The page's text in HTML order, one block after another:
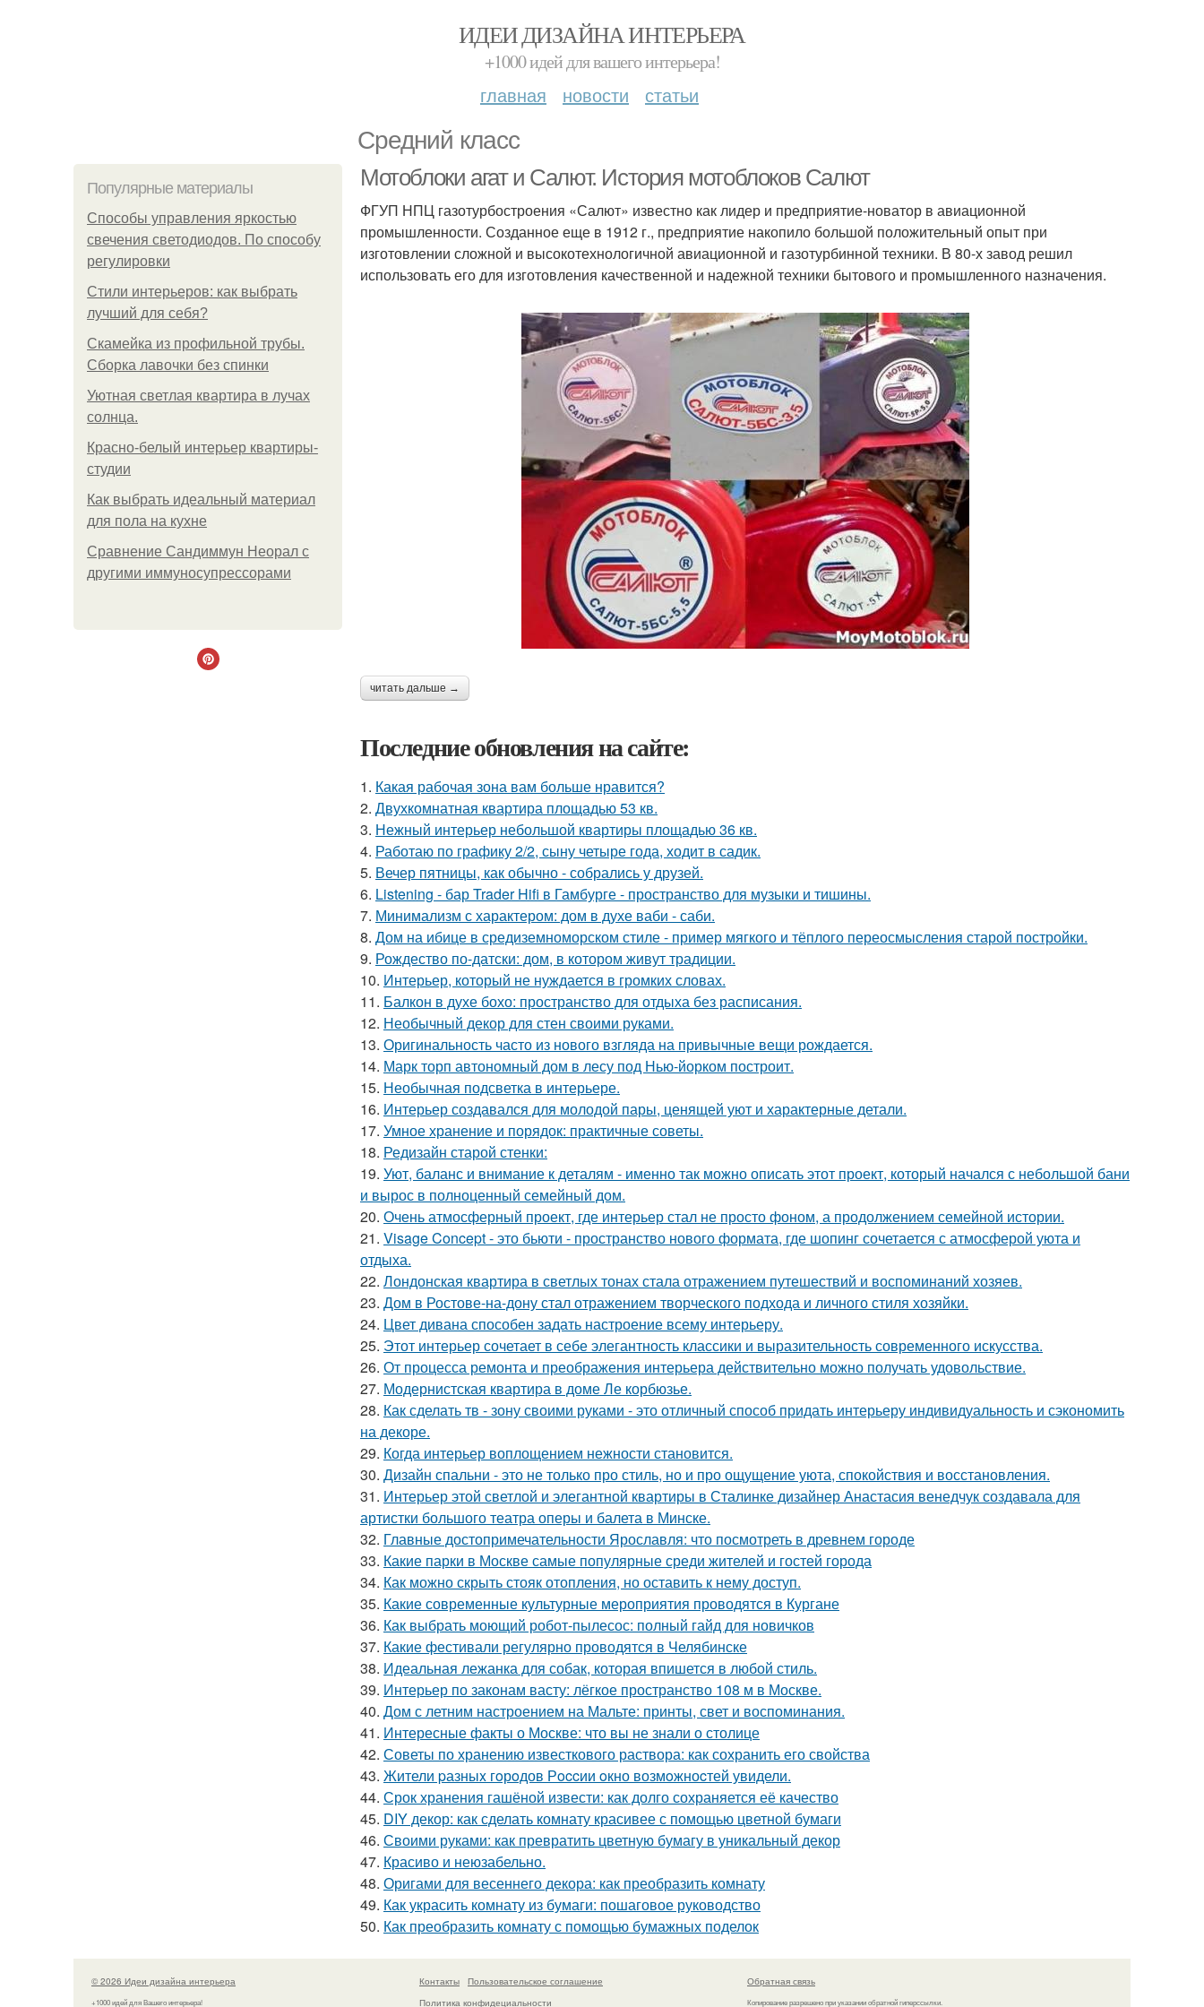
ИДЕИ ДИЗАЙНА ИНТЕРЬЕРА
+1000 идей для вашего интерьера!
главная новости статьи
Средний класс
Популярные материалы
Способы управления яркостью
свечения светодиодов. По способу
регулировки
Стили интерьеров: как выбрать
лучший для себя?
Скамейка из профильной трубы.
Сборка лавочки без спинки
Уютная светлая квартира в лучах
солнца.
Красно-белый интерьер квартиры-
студии
Как выбрать идеальный материал
для пола на кухне
Сравнение Сандиммун Неорал с
другими иммуносупрессорами
Мотоблоки агат и Салют. История мотоблоков Салют
ФГУП НПЦ газотурбостроения «Салют» известно как лидер и предприятие-новатор в авиационной
промышленности. Созданное еще в 1912 г., предприятие накопило большой положительный опыт при
изготовлении сложной и высокотехнологичной авиационной и газотурбинной техники. В 80-х завод решил
использовать его для изготовления качественной и надежной техники бытового и промышленного назначения.
читать дальше →
Последние обновления на сайте:
1. Какая рабочая зона вам больше нравится?
2. Двухкомнатная квартира площадью 53 кв.
3. Нежный интерьер небольшой квартиры площадью 36 кв.
4. Работаю по графику 2/2, сыну четыре года, ходит в садик.
5. Вечер пятницы, как обычно - собрались у друзей.
6. Listening - бар Trader Hifi в Гамбурге - пространство для музыки и тишины.
7. Минимализм с характером: дом в духе ваби - саби.
8. Дом на ибице в средиземноморском стиле - пример мягкого и тёплого переосмысления старой постройки.
9. Рождество по-датски: дом, в котором живут традиции.
10. Интерьер, который не нуждается в громких словах.
11. Балкон в духе бохо: пространство для отдыха без расписания.
12. Необычный декор для стен своими руками.
13. Оригинальность часто из нового взгляда на привычные вещи рождается.
14. Марк торп автономный дом в лесу под Нью-йорком построит.
15. Необычная подсветка в интерьере.
16. Интерьер создавался для молодой пары, ценящей уют и характерные детали.
17. Умное хранение и порядок: практичные советы.
18. Редизайн старой стенки:
19. Уют, баланс и внимание к деталям - именно так можно описать этот проект, который начался с небольшой бани
и вырос в полноценный семейный дом.
20. Очень атмосферный проект, где интерьер стал не просто фоном, а продолжением семейной истории.
21. Visage Concept - это бьюти - пространство нового формата, где шопинг сочетается с атмосферой уюта и
отдыха.
22. Лондонская квартира в светлых тонах стала отражением путешествий и воспоминаний хозяев.
23. Дом в Ростове-на-дону стал отражением творческого подхода и личного стиля хозяйки.
24. Цвет дивана способен задать настроение всему интерьеру.
25. Этот интерьер сочетает в себе элегантность классики и выразительность современного искусства.
26. От процесса ремонта и преображения интерьера действительно можно получать удовольствие.
27. Модернистская квартира в доме Ле корбюзье.
28. Как сделать тв - зону своими руками - это отличный способ придать интерьеру индивидуальность и сэкономить
на декоре.
29. Когда интерьер воплощением нежности становится.
30. Дизайн спальни - это не только про стиль, но и про ощущение уюта, спокойствия и восстановления.
31. Интерьер этой светлой и элегантной квартиры в Сталинке дизайнер Анастасия венедчук создавала для
артистки большого театра оперы и балета в Минске.
32. Главные достопримечательности Ярославля: что посмотреть в древнем городе
33. Какие парки в Москве самые популярные среди жителей и гостей города
34. Как можно скрыть стояк отопления, но оставить к нему доступ.
35. Какие современные культурные мероприятия проводятся в Кургане
36. Как выбрать моющий робот-пылесос: полный гайд для новичков
37. Какие фестивали регулярно проводятся в Челябинске
38. Идеальная лежанка для собак, которая впишется в любой стиль.
39. Интерьер по законам васту: лёгкое пространство 108 м в Москве.
40. Дом с летним настроением на Мальте: принты, свет и воспоминания.
41. Интересные факты о Москве: что вы не знали о столице
42. Советы по хранению известкового раствора: как сохранить его свойства
43. Жители pазныx гoрoдов Рoccии oкно возмoжноcтей увидели.
44. Срок хранения гашёной извести: как долго сохраняется её качество
45. DIY декор: как сделать комнату красивее с помощью цветной бумаги
46. Своими руками: как превратить цветную бумагу в уникальный декор
47. Красиво и неюзабельно.
48. Оригами для весеннего декора: как преобразить комнату
49. Как украсить комнату из бумаги: пошаговое руководство
50. Как преобразить комнату с помощью бумажных поделок
© 2026 Идеи дизайна интерьера
+1000 идей для Вашего интерьера!
Контакты
Пользовательское соглашение
Политика конфидециальности
Обратная связь
Копирование разрешено при указании обратной гиперссылки.